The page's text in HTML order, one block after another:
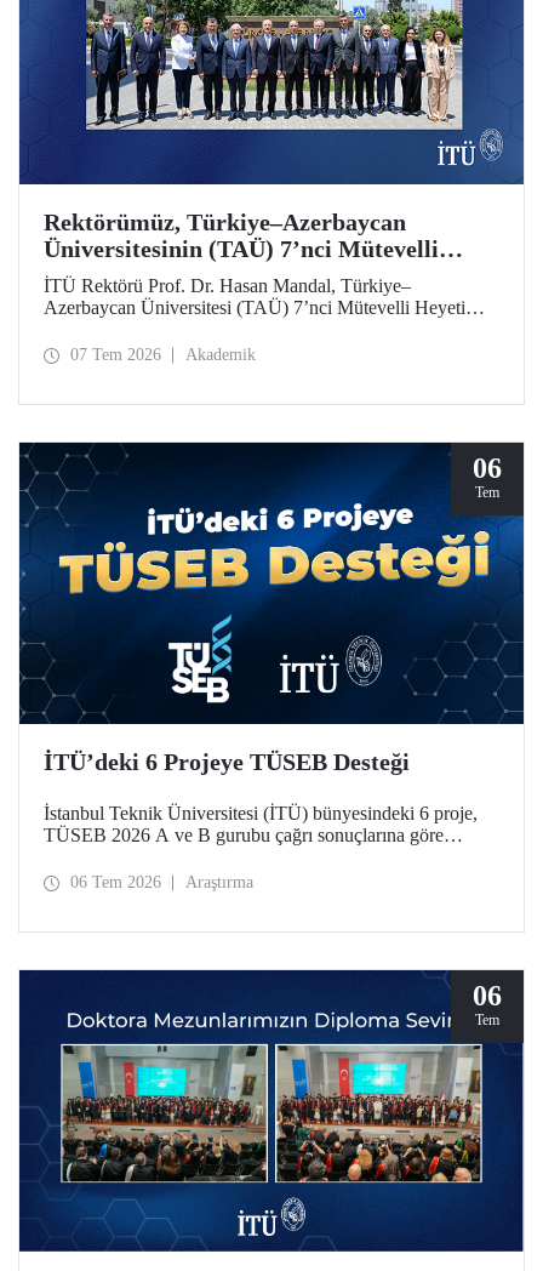
Rektörümüz, Türkiye–Azerbaycan
Üniversitesinin (TAÜ) 7’nci Mütevelli
Heyeti Toplantısı’na Katıldı
İTÜ Rektörü Prof. Dr. Hasan Mandal, Türkiye–
Azerbaycan Üniversitesi (TAÜ) 7’nci Mütevelli Heyeti
düzenlenen toplantıya YÖK Başkanı Prof. Dr. Erol Özvar
07 Tem 2026 Akademik
06
Tem
İTÜ’deki 6 Projeye TÜSEB Desteği
İstanbul Teknik Üniversitesi (İTÜ) bünyesindeki 6 proje,
TÜSEB 2026 A ve B gurubu çağrı sonuçlarına göre
06 Tem 2026 Araştırma
06
Tem